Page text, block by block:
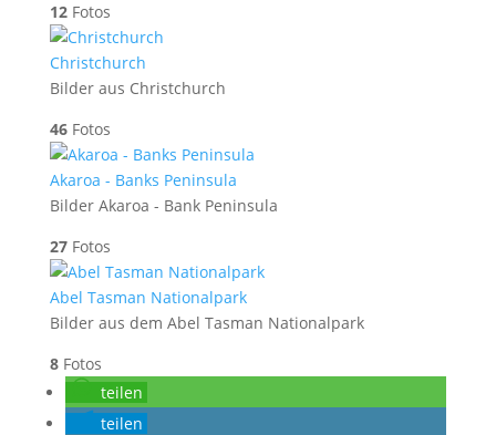
12Fotos
Christchurch
Bilder aus Christchurch
46Fotos
Akaroa - Banks Peninsula
Bilder Akaroa - Bank Peninsula
27Fotos
Abel Tasman Nationalpark
Bilder aus dem Abel Tasman Nationalpark
8Fotos
teilen
teilen